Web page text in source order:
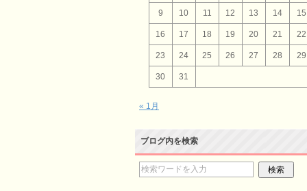
9 10 11 12 13 14 15
16 17 18 19 20 21 22
23 24 25 26 27 28 29
30 31
« 1月
ブログ内を検索